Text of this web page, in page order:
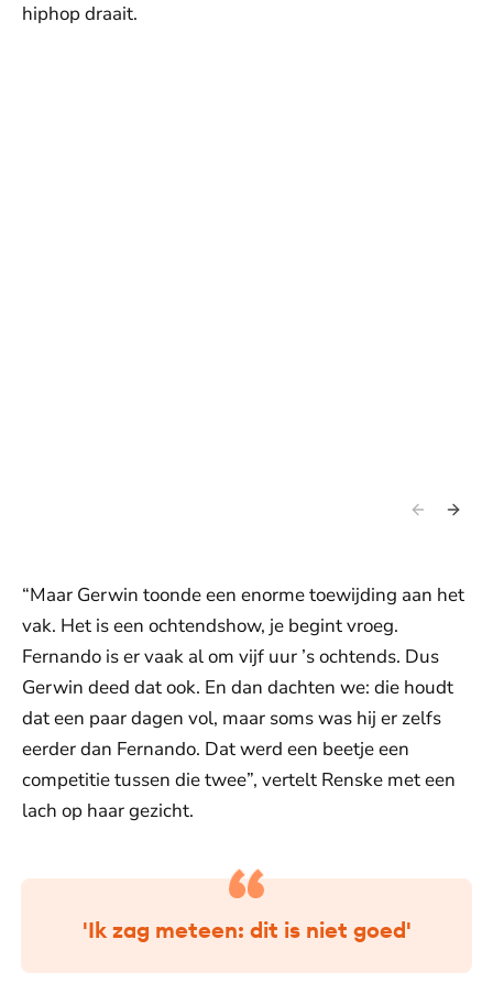
hiphop draait.
“Maar Gerwin toonde een enorme toewijding aan het
vak. Het is een ochtendshow, je begint vroeg.
Fernando is er vaak al om vijf uur ’s ochtends. Dus
Gerwin deed dat ook. En dan dachten we: die houdt
dat een paar dagen vol, maar soms was hij er zelfs
eerder dan Fernando. Dat werd een beetje een
competitie tussen die twee”, vertelt Renske met een
lach op haar gezicht.
'Ik zag meteen: dit is niet goed'